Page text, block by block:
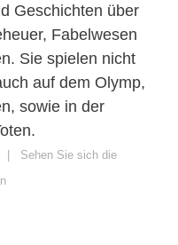
Geschichten über
Fabelwesen
Sie spielen nicht
auf dem Olymp,
sowie in der
| Sehen Sie sich die